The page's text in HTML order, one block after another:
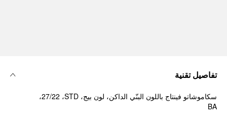
تفاصيل تقنية
سكاموشاتو فينتاج باللون البنّي الداكن، لون بيج، ‏STD، ‏27/22،